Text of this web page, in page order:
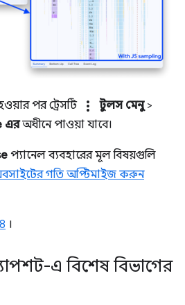
পর ট্রেসটি more_vert টুলস মেনু>
এরঅধীনে পাওয়া যাবে।
প্যানেল ব্যবহারের মূল বিষয়গুলি
গতি অপ্টিমাইজ করুন
।
এ বিশেষ বিভাগের